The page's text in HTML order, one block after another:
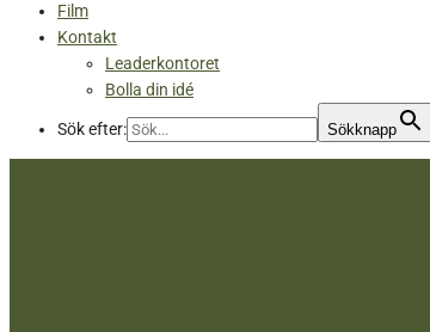
Film
Kontakt
Leaderkontoret
Bolla din idé
Sök efter: Sökknapp